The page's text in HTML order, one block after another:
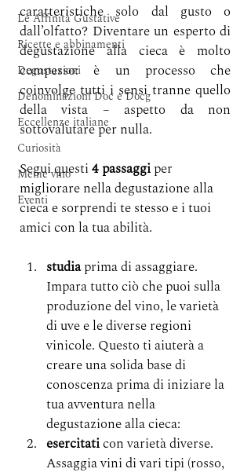
Le Affinità Gustative
Ricette e abbinamenti
Degustazioni
Denominazioni Doc e Docg
Eccellenze italiane
Curiosità
Meme vino
Eventi
caratteristiche solo dal gusto o
dall’olfatto? Diventare un esperto di
degustazione alla cieca è molto
compesso: è un processo che
coinvolge tutti i sensi tranne quello
della vista – aspetto da non
sottovalutare per nulla.
Segui questi 4 passaggi per
migliorare nella degustazione alla
cieca e sorprendi te stesso e i tuoi
amici con la tua abilità.
studia prima di assaggiare.
Impara tutto ciò che puoi sulla
produzione del vino, le varietà
di uve e le diverse regioni
vinicole. Questo ti aiuterà a
creare una solida base di
conoscenza prima di iniziare la
tua avventura nella
degustazione alla cieca:
esercitati con varietà diverse.
Assaggia vini di vari tipi (rosso,